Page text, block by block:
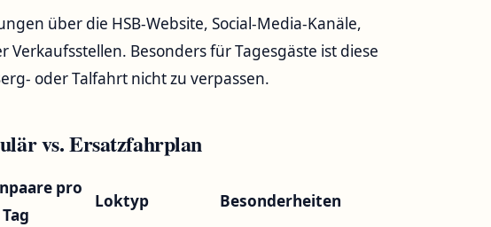
über die HSB-Website, Social-Media-Kanäle,
Besonders für Tagesgäste ist diese
oder Talfahrt nicht zu verpassen.
vs. Ersatzfahrplan
pro
Tag
Loktyp Besonderheiten